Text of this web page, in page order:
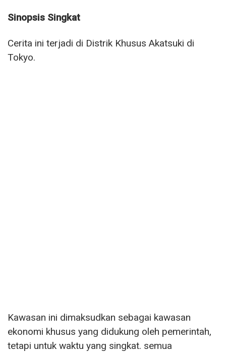
Sinopsis Singkat
Cerita ini terjadi di Distrik Khusus Akatsuki di
Tokyo.
Kawasan ini dimaksudkan sebagai kawasan
ekonomi khusus yang didukung oleh pemerintah,
tetapi untuk waktu yang singkat. semua